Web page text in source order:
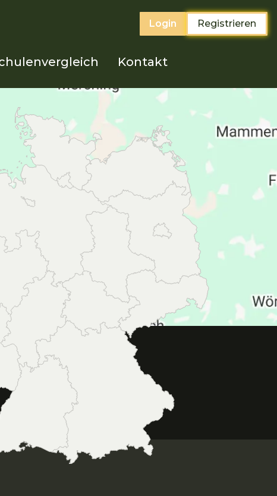
Login Registrieren
Kontakt